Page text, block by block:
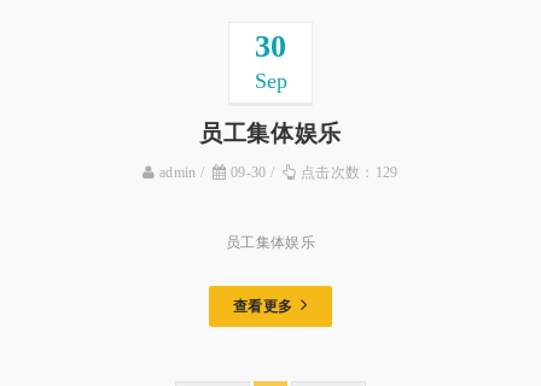
30
Sep
员工集体娱乐
admin 09-30 点击次数：129
员工集体娱乐
查看更多